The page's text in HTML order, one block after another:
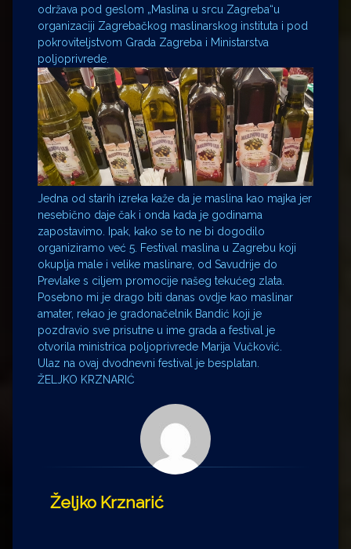
održava pod geslom „Maslina u srcu Zagreba“u
organizaciji Zagrebačkog maslinarskog instituta i pod
pokroviteljstvom Grada Zagreba i Ministarstva
poljoprivrede.
Jedna od starih izreka kaže da je maslina kao majka jer
nesebično daje čak i onda kada je godinama
zapostavimo. Ipak, kako se to ne bi dogodilo
organiziramo već 5. Festival maslina u Zagrebu koji
okuplja male i velike maslinare, od Savudrije do
Prevlake s ciljem promocije našeg tekućeg zlata.
Posebno mi je drago biti danas ovdje kao maslinar
amater, rekao je gradonačelnik Bandić koji je
pozdravio sve prisutne u ime grada a festival je
otvorila ministrica poljoprivrede Marija Vučković.
Ulaz na ovaj dvodnevni festival je besplatan.
ŽELJKO KRZNARIĆ
Željko Krznarić